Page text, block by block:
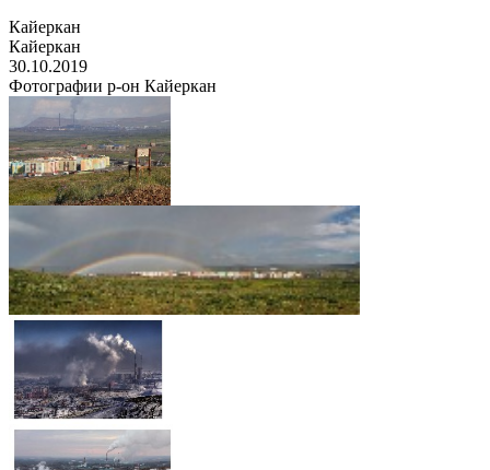
Кайеркан
Кайеркан
30.10.2019
Фотографии р-он Кайеркан